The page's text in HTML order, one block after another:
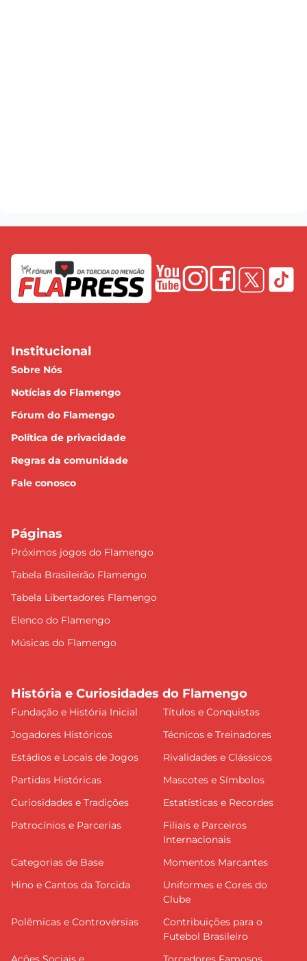
Institucional
Sobre Nós
Notícias do Flamengo
Fórum do Flamengo
Política de privacidade
Regras da comunidade
Fale conosco
Páginas
Próximos jogos do Flamengo
Tabela Brasileirão Flamengo
Tabela Libertadores Flamengo
Elenco do Flamengo
Músicas do Flamengo
História e Curiosidades do Flamengo
Fundação e História Inicial
Títulos e Conquistas
Jogadores Históricos
Técnicos e Treinadores
Estádios e Locais de Jogos
Rivalidades e Clássicos
Partidas Históricas
Mascotes e Símbolos
Curiosidades e Tradições
Estatísticas e Recordes
Patrocínios e Parcerias
Filiais e Parceiros
Internacionais
Categorias de Base
Momentos Marcantes
Hino e Cantos da Torcida
Uniformes e Cores do
Clube
Polêmicas e Controvérsias
Contribuições para o
Futebol Brasileiro